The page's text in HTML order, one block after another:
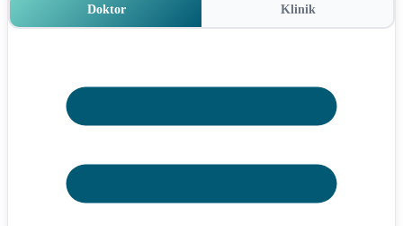
Doktor Klinik